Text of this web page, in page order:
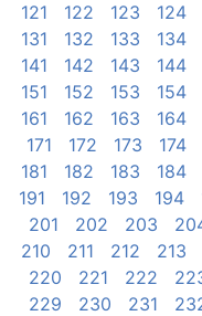
121
122 123 124
131
132 133 134
141
142 143 144
151
152 153 154
161
162 163 164
171
172 173 174
181
182 183 184
191
192 193 194
201
202 203
210
211 212 213
220
221 222
229
230 231